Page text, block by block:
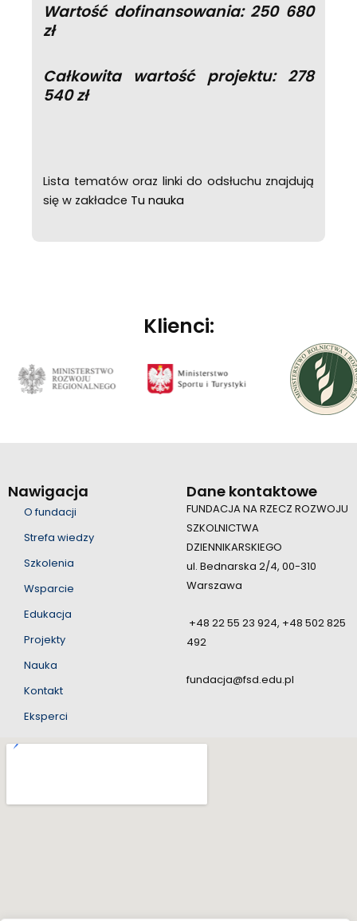
Wartość dofinansowania: 250 680
zł
Całkowita wartość projektu: 278
540 zł
Lista tematów oraz linki do odsłuchu znajdują
się w zakładce Tu nauka
Klienci:
Nawigacja
O fundacji
Strefa wiedzy
Szkolenia
Wsparcie
Edukacja
Projekty
Nauka
Kontakt
Eksperci
Dane kontaktowe
FUNDACJA NA RZECZ ROZWOJU
SZKOLNICTWA
DZIENNIKARSKIEGO
ul. Bednarska 2/4, 00-310
Warszawa
+48 22 55 23 924, +48 502 825
492
fundacja@fsd.edu.pl